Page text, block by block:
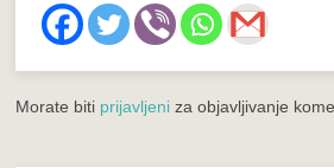
Morate biti prijavljeni za objavljivanje